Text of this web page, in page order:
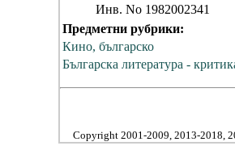
Инв. No 1982002341
Предметни рубрики:
Кино, българско
Българска литература -
Copyright 2001-2009, 2013-2018,